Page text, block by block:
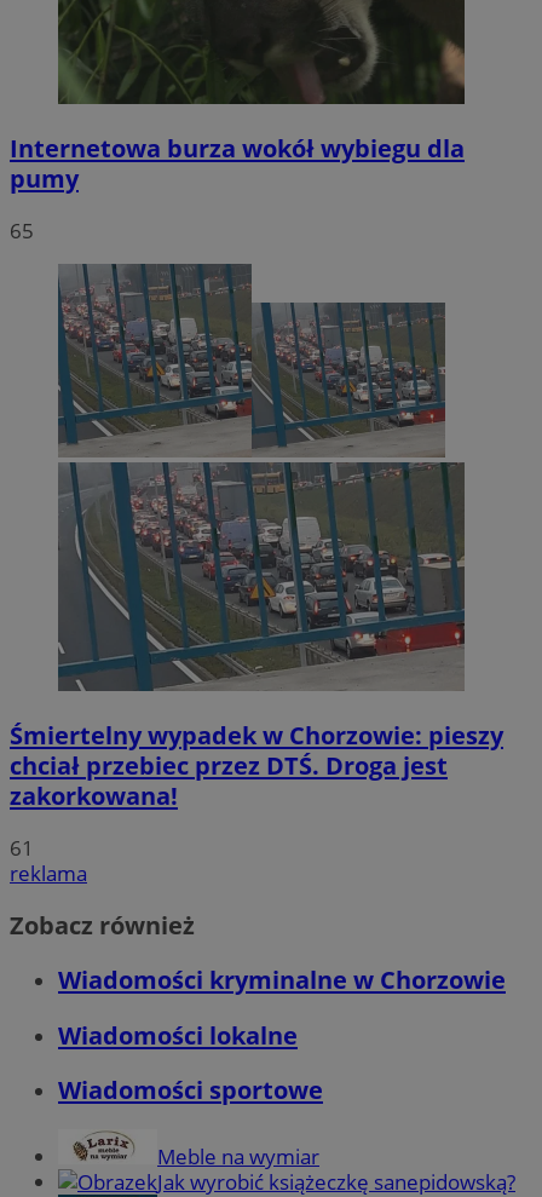
Internetowa burza wokół wybiegu dla
pumy
65
Śmiertelny wypadek w Chorzowie: pieszy
chciał przebiec przez DTŚ. Droga jest
zakorkowana!
61
reklama
Zobacz również
Wiadomości kryminalne w Chorzowie
Wiadomości lokalne
Wiadomości sportowe
Meble na wymiar
Jak wyrobić książeczkę sanepidowską?